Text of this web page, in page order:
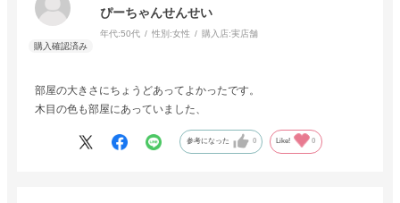
ぴーちゃんせんせい
年代:50代 性別:女性 購入店:実店舗
部屋の大きさにちょうどあってよかったです。
木目の色も部屋にあっていました、
参考になった 0 Like! 0